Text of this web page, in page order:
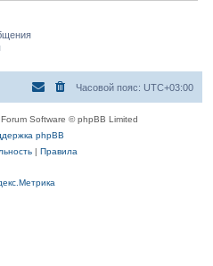
Часовой пояс: UTC+03:00
Software © phpBB Limited
phpBB
|Правила